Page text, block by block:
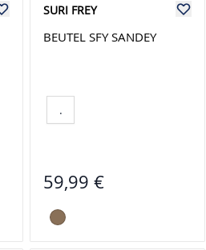
SURI FREY
BEUTEL SFY SANDEY
.
59,99 €